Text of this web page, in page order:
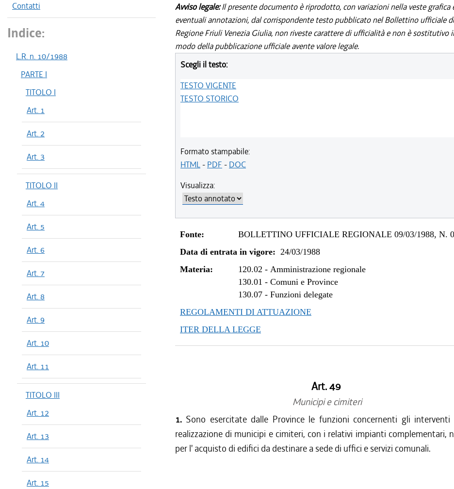
Contatti
Indice:
L.R. n. 10/1988
PARTE I
TITOLO I
Art. 1
Art. 2
Art. 3
TITOLO II
Art. 4
Art. 5
Art. 6
Art. 7
Art. 8
Art. 9
Art. 10
Art. 11
TITOLO III
Art. 12
Art. 13
Art. 14
Art. 15
Avviso legale:Il presente documento è riprodotto, con variazioni nella veste grafica
eventuali annotazioni, dal corrispondente testo pubblicato nel Bollettino ufficiale
Regione Friuli Venezia Giulia, non riveste carattere di ufficialità e non è sostitutivo
modo della pubblicazione ufficiale avente valore legale.
Scegli il testo:
TESTO VIGENTE
TESTO STORICO
Formato stampabile:
HTML- PDF - DOC
Visualizza:
Fonte:
BOLLETTINO UFFICIALE REGIONALE 09/03/1988, N.
Data di entrata in vigore: 24/03/1988
Materia:
120.02 -Amministrazione regionale
130.01 -Comuni e Province
130.07 -Funzioni delegate
REGOLAMENTI DI ATTUAZIONE
ITER DELLA LEGGE
Art. 49
Municipi e cimiteri
1. Sono esercitate dalle Province le funzioni concernenti gli interventi
realizzazione di municipi e cimiteri, con i relativi impianti complementari,
per l' acquisto di edifici da destinare a sede di uffici e servizi comunali.